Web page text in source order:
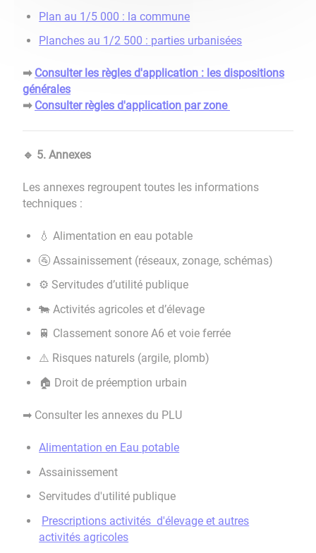
Plan au 1/5 000 : la commune
Planches au 1/2 500 : parties urbanisées
➡ Consulter les règles d'application : les dispositions
générales
➡ Consulter règles d'application par zone
🔹 5. Annexes
Les annexes regroupent toutes les informations
techniques :
💧 Alimentation en eau potable
🚰 Assainissement (réseaux, zonage, schémas)
⚙️ Servitudes d’utilité publique
🐄 Activités agricoles et d’élevage
🚆 Classement sonore A6 et voie ferrée
⚠️ Risques naturels (argile, plomb)
🏠 Droit de préemption urbain
➡ Consulter les annexes du PLU
Alimentation en Eau potable
Assainissement
Servitudes d'utilité publique
Prescriptions activités d'élevage et autres
activités agricoles